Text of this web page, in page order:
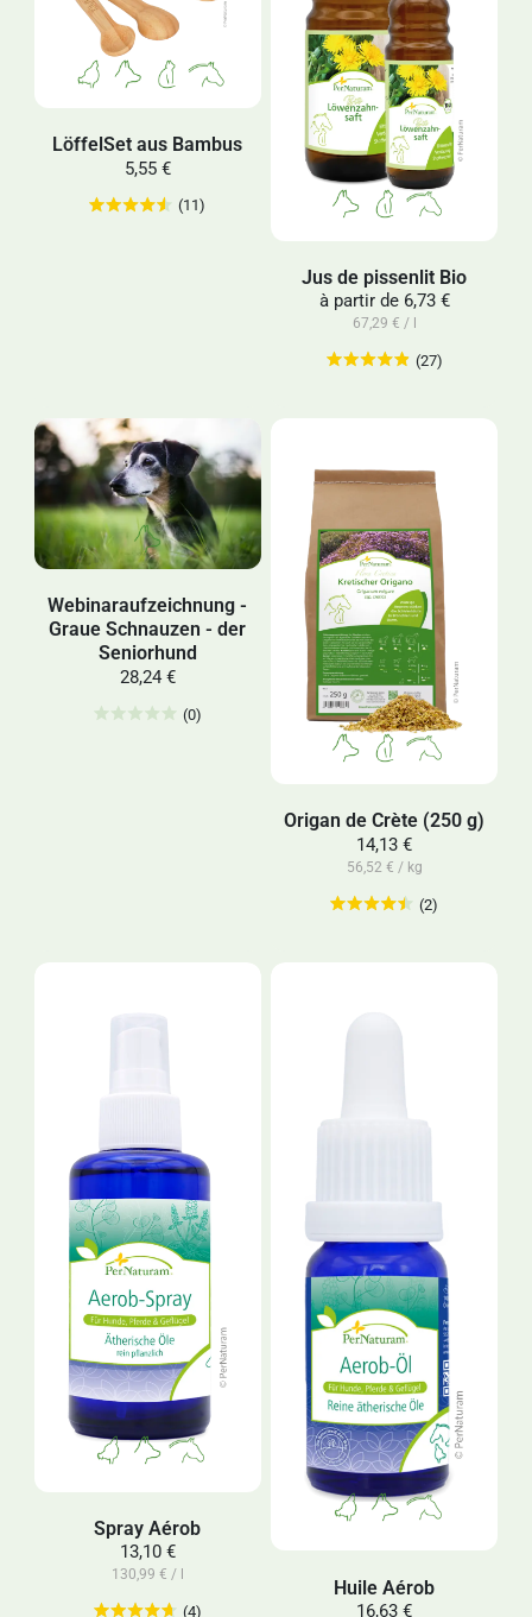
LöffelSet aus Bambus
5,55 €
(11)
Jus de pissenlit Bio
à partir de6,73 €
67,29 € / l
(27)
Webinaraufzeichnung -
Graue Schnauzen - der
Seniorhund
28,24 €
(0)
Origan de Crète (250 g)
14,13 €
56,52 € / kg
(2)
Spray Aérob
13,10 €
130,99 € / l
(4)
Huile Aérob
16,63 €